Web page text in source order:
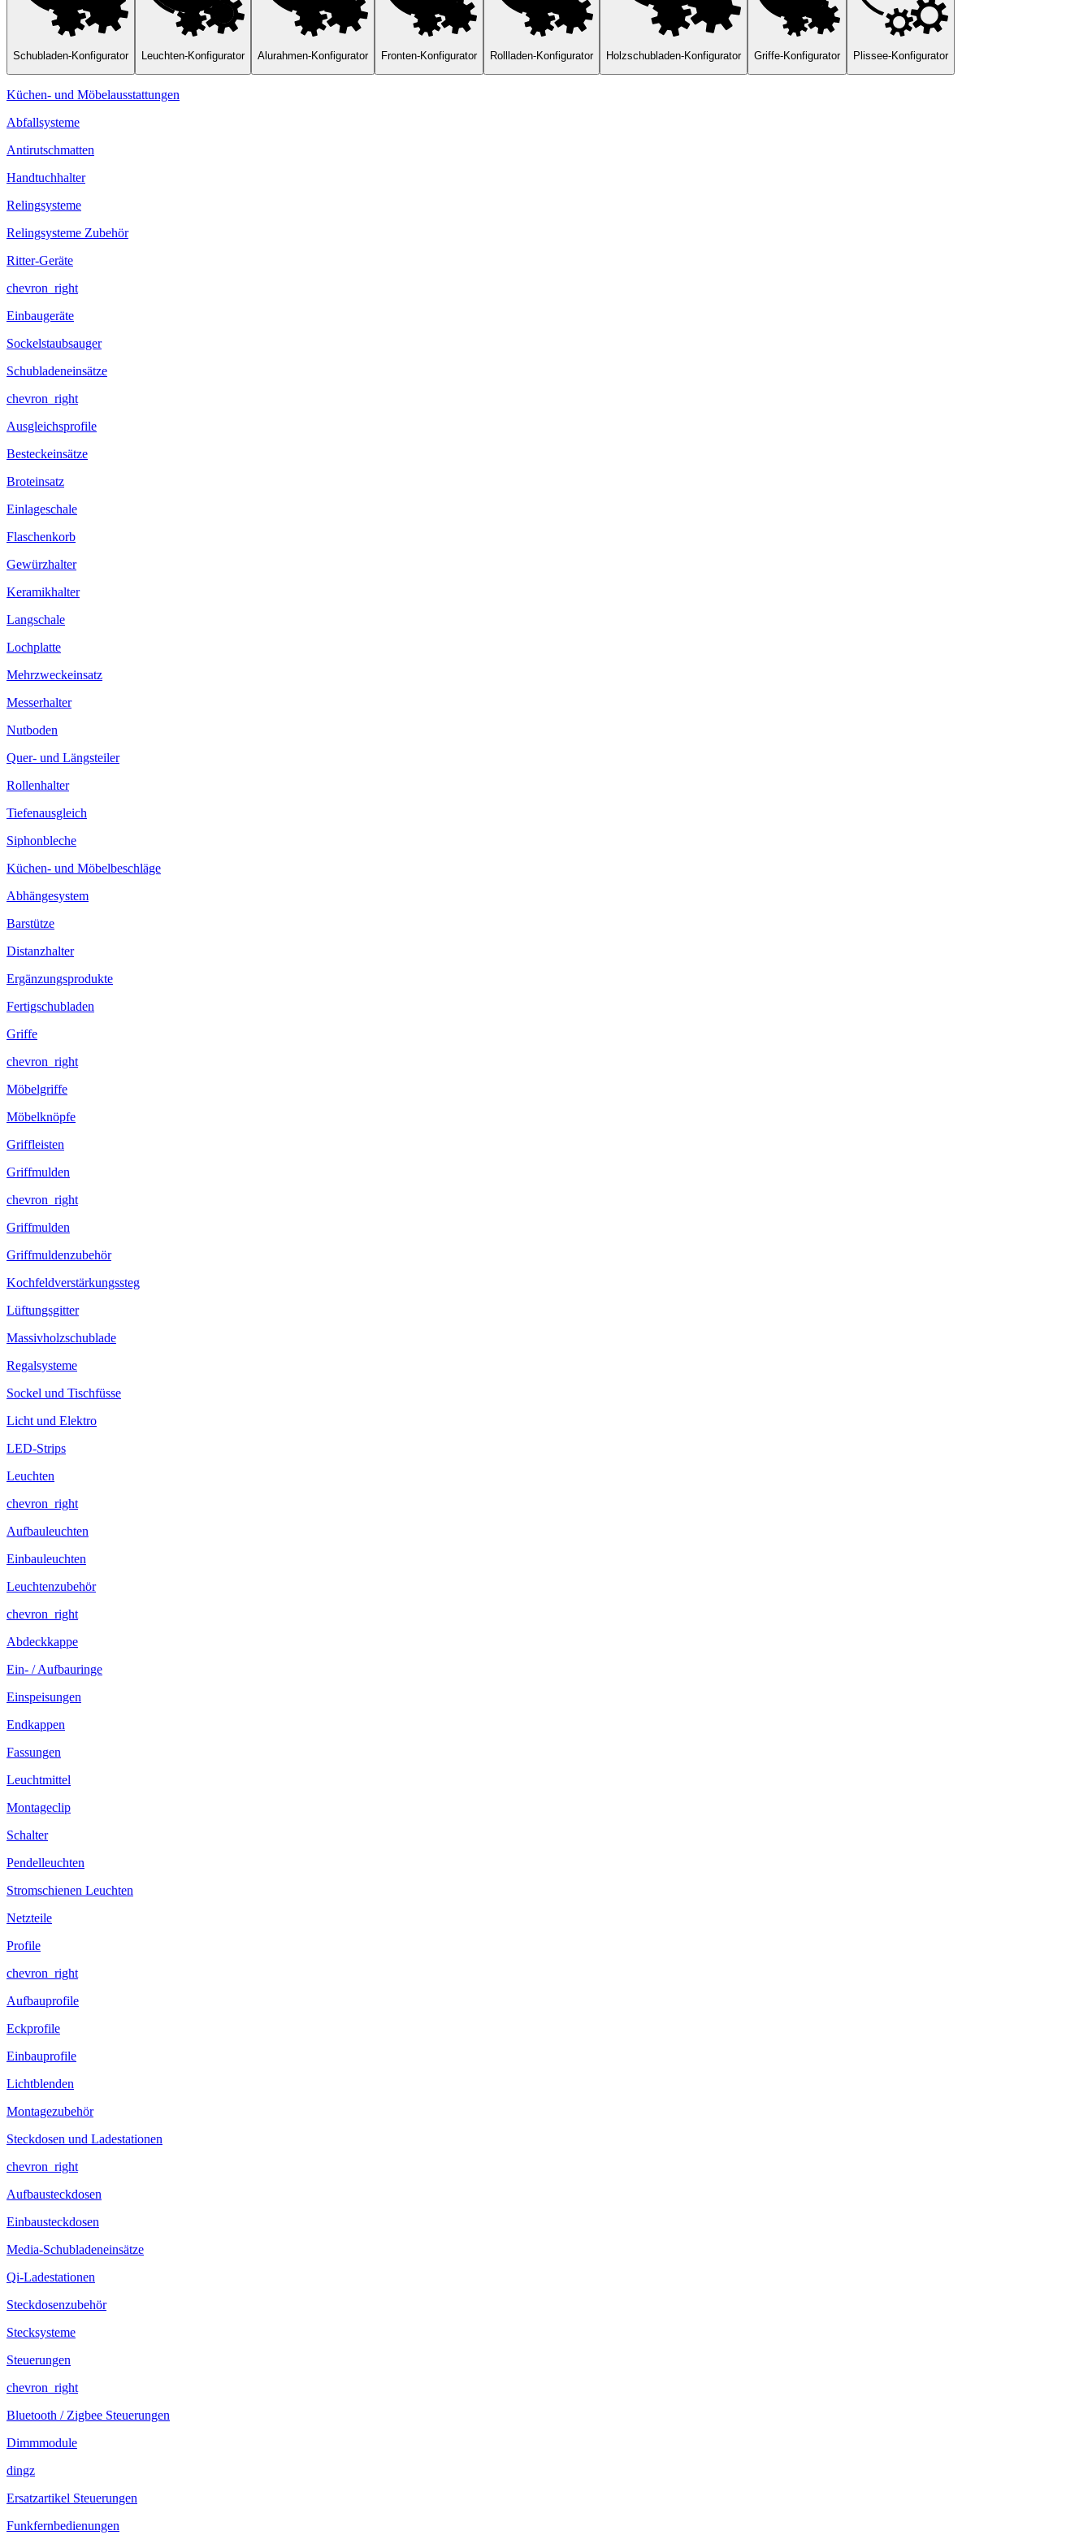
Schubladen-Konfigurator Leuchten-Konfigurator Alurahmen-Konfigurator Fronten-Konfigurator Rollladen-Konfigurator Holzschubladen-Konfigurator Griffe-Konfigurator Plissee-Konfigurator
Küchen- und Möbelausstattungen
Abfallsysteme
Antirutschmatten
Handtuchhalter
Relingsysteme
Relingsysteme Zubehör
Ritter-Geräte
chevron_right
Einbaugeräte
Sockelstaubsauger
Schubladeneinsätze
chevron_right
Ausgleichsprofile
Besteckeinsätze
Broteinsatz
Einlageschale
Flaschenkorb
Gewürzhalter
Keramikhalter
Langschale
Lochplatte
Mehrzweckeinsatz
Messerhalter
Nutboden
Quer- und Längsteiler
Rollenhalter
Tiefenausgleich
Siphonbleche
Küchen- und Möbelbeschläge
Abhängesystem
Barstütze
Distanzhalter
Ergänzungsprodukte
Fertigschubladen
Griffe
chevron_right
Möbelgriffe
Möbelknöpfe
Griffleisten
Griffmulden
chevron_right
Griffmulden
Griffmuldenzubehör
Kochfeldverstärkungssteg
Lüftungsgitter
Massivholzschublade
Regalsysteme
Sockel und Tischfüsse
Licht und Elektro
LED-Strips
Leuchten
chevron_right
Aufbauleuchten
Einbauleuchten
Leuchtenzubehör
chevron_right
Abdeckkappe
Ein- / Aufbauringe
Einspeisungen
Endkappen
Fassungen
Leuchtmittel
Montageclip
Schalter
Pendelleuchten
Stromschienen Leuchten
Netzteile
Profile
chevron_right
Aufbauprofile
Eckprofile
Einbauprofile
Lichtblenden
Montagezubehör
Steckdosen und Ladestationen
chevron_right
Aufbausteckdosen
Einbausteckdosen
Media-Schubladeneinsätze
Qi-Ladestationen
Steckdosenzubehör
Stecksysteme
Steuerungen
chevron_right
Bluetooth / Zigbee Steuerungen
Dimmmodule
dingz
Ersatzartikel Steuerungen
Funkfernbedienungen